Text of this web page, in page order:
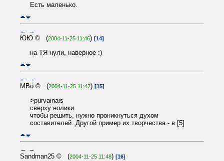
Есть маленько.
← →
ЮЮ © (2004-11-25 11:46) [14]
на ТЯ нули, наверное :)
← →
MBo © (2004-11-25 11:47) [15]
>purvainais
сверху нолики
чтобы решить, нужно проникнуться духом
составителей. Другой пример их творчества - в [5]
← →
Sandman25 © (2004-11-25 11:48) [16]